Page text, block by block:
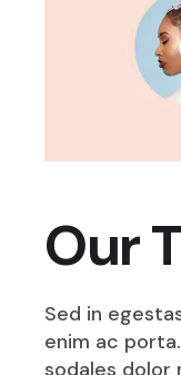
Our
Sed in
enim ac